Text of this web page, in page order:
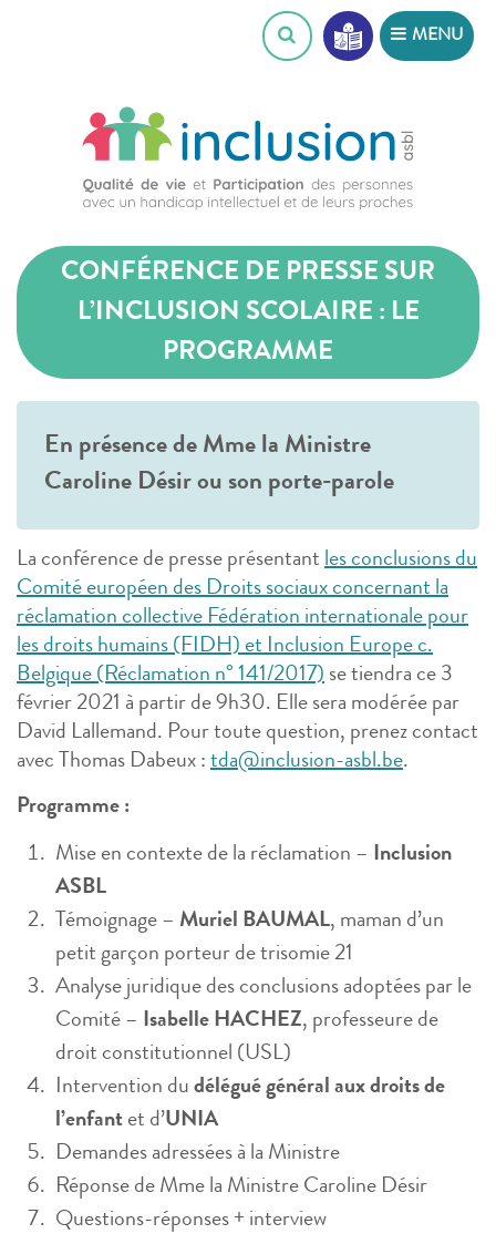
MENU
CONFÉRENCE DE PRESSE SUR
L’INCLUSION SCOLAIRE : LE
PROGRAMME
En présence de Mme la Ministre
Caroline Désir ou son porte-parole
La conférence de presse présentant les conclusions du
Comité européen des Droits sociaux concernant la
réclamation collective Fédération internationale pour
les droits humains (FIDH) et Inclusion Europe c.
Belgique (Réclamation n° 141/2017) se tiendra ce 3
février 2021 à partir de 9h30. Elle sera modérée par
David Lallemand. Pour toute question, prenez contact
avec Thomas Dabeux : tda@inclusion-asbl.be.
Programme :
Mise en contexte de la réclamation – Inclusion
ASBL
Témoignage – Muriel BAUMAL, maman d’un
petit garçon porteur de trisomie 21
Analyse juridique des conclusions adoptées par le
Comité – Isabelle HACHEZ, professeure de
droit constitutionnel (USL)
Intervention du délégué général aux droits de
l’enfant et d’UNIA
Demandes adressées à la Ministre
Réponse de Mme la Ministre Caroline Désir
Questions-réponses + interview